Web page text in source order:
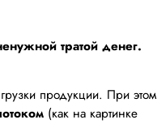
тратой денег.
продукции. При этом
(как на картинке